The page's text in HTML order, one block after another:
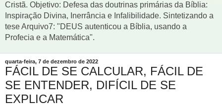
Cristã. Objetivo: Defesa das doutrinas primárias da Bíblia:
Inspiração Divina, Inerrância e Infalibilidade. Sintetizando a
tese Arquivo7: "DEUS autenticou a Bíblia, usando a
Profecia e a Matemática".
quarta-feira, 7 de dezembro de 2022
FÁCIL DE SE CALCULAR, FÁCIL DE
SE ENTENDER, DIFÍCIL DE SE
EXPLICAR